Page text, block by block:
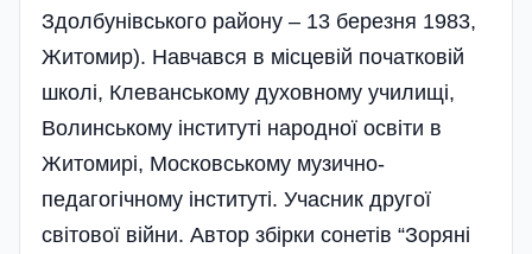
Здолбунівського району – 13 березня 1983,
Житомир). Навчався в місцевій початковій
школі, Клеванському духовному училищі,
Волинському інституті народної освіти в
Житомирі, Московському музично-
педагогічному інституті. Учасник другої
світової війни. Автор збірки сонетів “Зоряні